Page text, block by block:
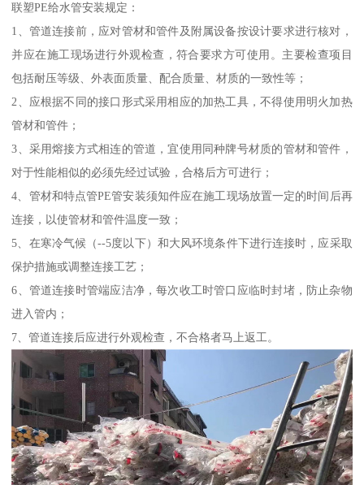
联塑PE给水管安装规定：
1、管道连接前，应对管材和管件及附属设备按设计要求进行核对，
并应在施工现场进行外观检查，符合要求方可使用。主要检查项目
包括耐压等级、外表面质量、配合质量、材质的一致性等；
2、应根据不同的接口形式采用相应的加热工具，不得使用明火加热
管材和管件；
3、采用熔接方式相连的管道，宜使用同种牌号材质的管材和管件，
对于性能相似的必须先经过试验，合格后方可进行；
4、管材和特点管PE管安装须知件应在施工现场放置一定的时间后再
连接，以使管材和管件温度一致；
5、在寒冷气候（--5度以下）和大风环境条件下进行连接时，应采取
保护措施或调整连接工艺；
6、管道连接时管端应洁净，每次收工时管口应临时封堵，防止杂物
进入管内；
7、管道连接后应进行外观检查，不合格者马上返工。